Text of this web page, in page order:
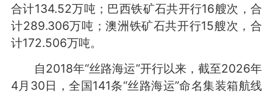
合计134.52万吨；巴西铁矿石共开行16艘次，合
计289.306万吨；澳洲铁矿石共开行15艘次，合
计172.506万吨。
自2018年“丝路海运”开行以来，截至2026年
4月30日，全国141条“丝路海运”命名集装箱航线